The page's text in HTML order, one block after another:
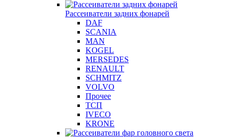
Рассеиватели задних фонарей
DAF
SCANIA
MAN
KOGEL
MERSEDES
RENAULT
SCHMITZ
VOLVO
Прочее
ТСП
IVECO
KRONE